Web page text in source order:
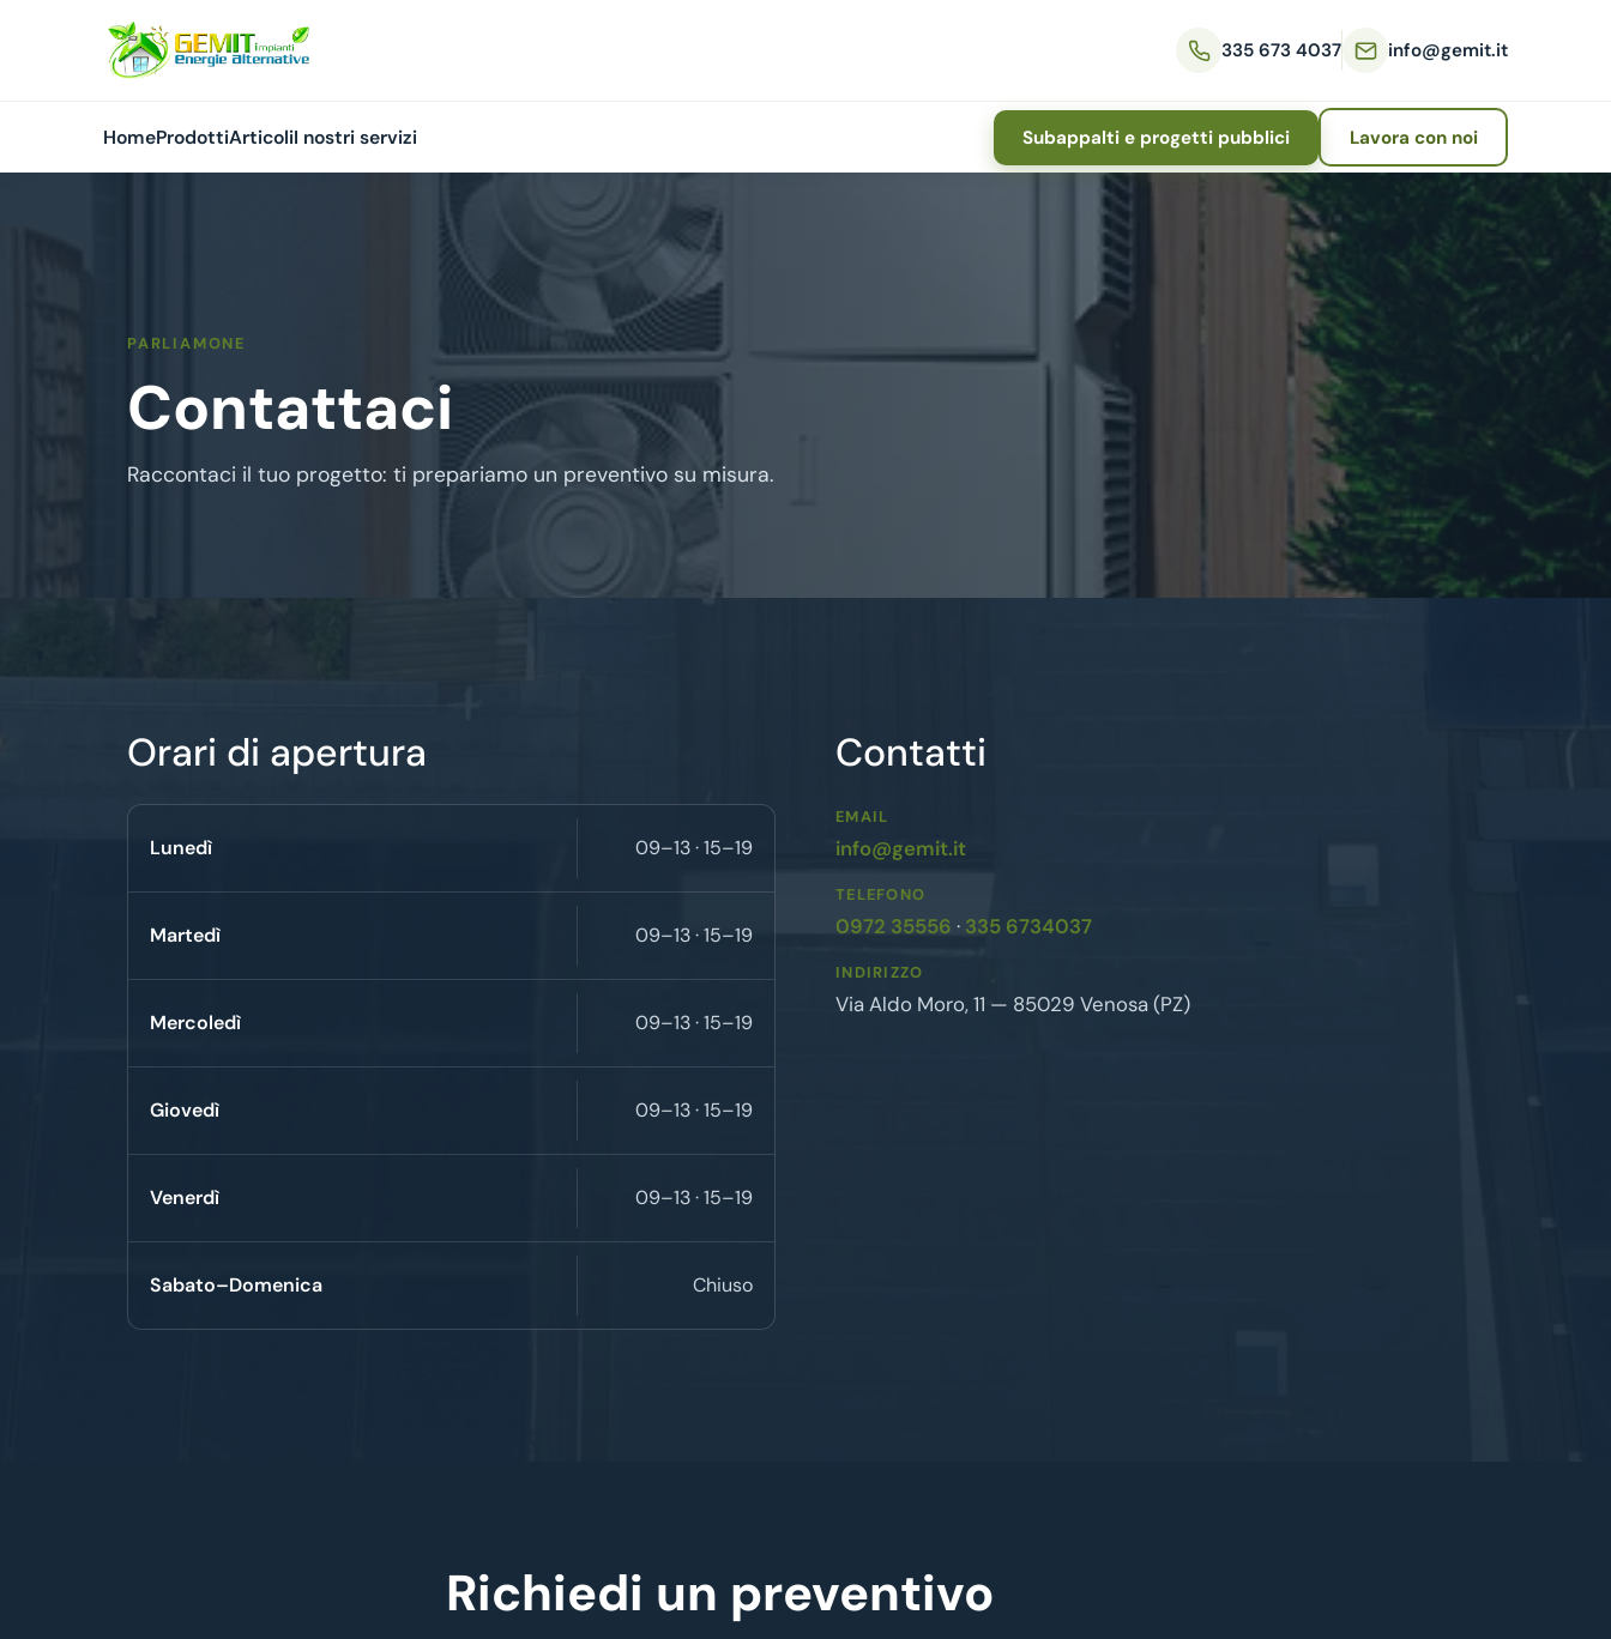
335 673 4037 info@gemit.it
HomeProdottiArticoliI nostri servizi Subappalti e progetti pubblici Lavora con noi
PARLIAMONE
Contattaci
Raccontaci il tuo progetto: ti prepariamo un preventivo su misura.
Orari di apertura
Lunedì 09–13 · 15–19
Martedì 09–13 · 15–19
Mercoledì 09–13 · 15–19
Giovedì 09–13 · 15–19
Venerdì 09–13 · 15–19
Sabato–Domenica Chiuso
Contatti
EMAIL
info@gemit.it
TELEFONO
0972 35556 · 335 6734037
INDIRIZZO
Via Aldo Moro, 11 — 85029 Venosa (PZ)
Richiedi un preventivo